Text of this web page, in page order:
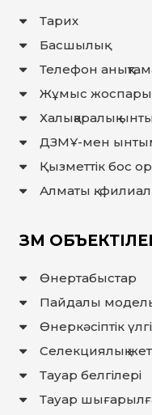
Тарих
Басшылық
Телефон
Жұмыс жоспары
Халықаралық
ДЗМҰ-мен
Қызметтік бос
Алматы қ.
ЗМ
Өнертабыстар
Пайдалы
Өнеркәсіптік
Селекциялық
Тауар белгілері
Тауар